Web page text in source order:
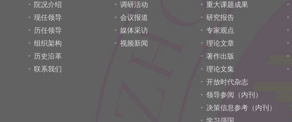
院况介绍
现任领导
历任领导
组织架构
历史沿革
联系我们
调研活动
会议报道
媒体采访
视频新闻
重大课题成果
研究报告
专家观点
理论文章
著作出版
理论文集
开放时代杂志
领导参阅（内刊）
决策信息参考（内刊）